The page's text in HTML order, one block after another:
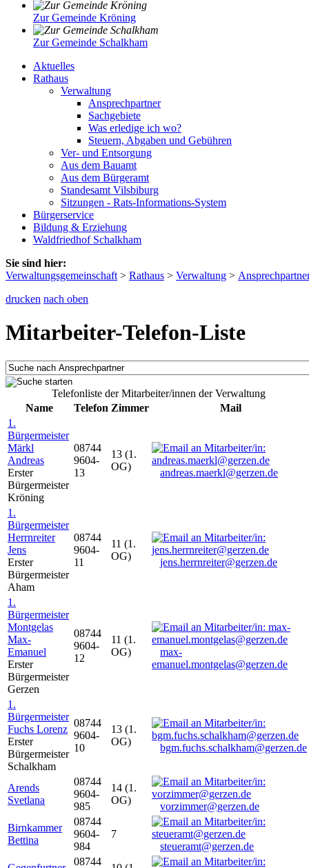
Zur Gemeinde Kröning
Zur Gemeinde Schalkham
Aktuelles
Rathaus
Verwaltung
Ansprechpartner
Sachgebiete
Was erledige ich wo?
Steuern, Abgaben und Gebühren
Ver- und Entsorgung
Aus dem Bauamt
Aus dem Bürgeramt
Standesamt Vilsbiburg
Sitzungen - Rats-Informations-System
Bürgerservice
Bildung & Erziehung
Waldfriedhof Schalkham
Sie sind hier:
Verwaltungsgemeinschaft > Rathaus > Verwaltung >
drucken nach oben
Mitarbeiter-Telefon-Liste
Telefonliste der Mitarbeiter/innen der Verwaltung
Name
Telefon Zimmer
Mail
1.
Bürgermeister
Märkl
Andreas
Erster
Bürgermeister
Kröning
08744
9604-
13
13 (1.
OG)
andreas.maerkl@gerzen.de
1.
Bürgermeister
Herrnreiter
Jens
Erster
Bürgermeister
Aham
08744
9604-
11
11 (1.
OG)
jens.herrnreiter@gerzen.de
1.
Bürgermeister
Montgelas
Max-
Emanuel
Erster
Bürgermeister
Gerzen
08744
9604-
12
11 (1.
OG)
max-
emanuel.montgelas@gerzen.de
1.
Bürgermeister
Fuchs Lorenz
Erster
Bürgermeister
Schalkham
08744
9604-
10
13 (1.
OG)
bgm.fuchs.schalkham@gerzen.de
Arends
Svetlana
08744
9604-
985
14 (1.
OG)
vorzimmer@gerzen.de
Birnkammer
Bettina
08744
9604-
984
7
steueramt@gerzen.de
08744